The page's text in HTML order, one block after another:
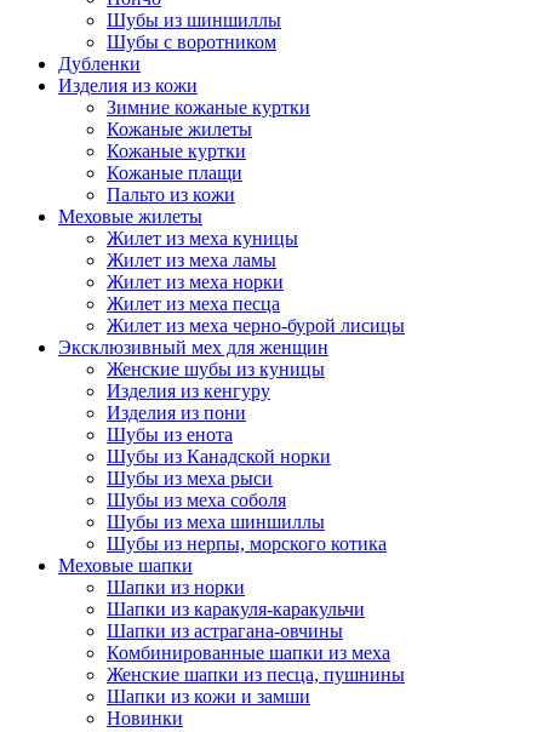
Шубы из шиншиллы
Шубы с воротником
Дубленки
Изделия из кожи
Зимние кожаные куртки
Кожаные жилеты
Кожаные куртки
Кожаные плащи
Пальто из кожи
Меховые жилеты
Жилет из меха куницы
Жилет из меха ламы
Жилет из меха норки
Жилет из меха песца
Жилет из меха черно-бурой лисицы
Эксклюзивный мех для женщин
Женские шубы из куницы
Изделия из кенгуру
Изделия из пони
Шубы из енота
Шубы из Канадской норки
Шубы из меха рыси
Шубы из меха соболя
Шубы из меха шиншиллы
Шубы из нерпы, морского котика
Меховые шапки
Шапки из норки
Шапки из каракуля-каракульчи
Шапки из астрагана-овчины
Комбинированные шапки из меха
Женские шапки из песца, пушнины
Шапки из кожи и замши
Новинки